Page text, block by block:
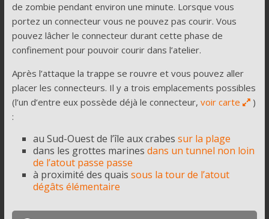
de zombie pendant environ une minute. Lorsque vous
portez un connecteur vous ne pouvez pas courir. Vous
pouvez lâcher le connecteur durant cette phase de
confinement pour pouvoir courir dans l’atelier.
Après l’attaque la trappe se rouvre et vous pouvez aller
placer les connecteurs. Il y a trois emplacements possibles
(l’un d’entre eux possède déjà le connecteur, voir carte
)
:
au Sud-Ouest de l’île aux crabes sur la plage
dans les grottes marines dans un tunnel non loin
de l’atout passe passe
à proximité des quais sous la tour de l’atout
dégâts élémentaire